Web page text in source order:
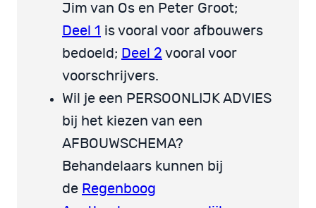
Jim van Os en Peter Groot;
Deel 1 is vooral voor afbouwers
bedoeld; Deel 2 vooral voor
voorschrijvers.
Wil je een PERSOONLIJK ADVIES
bij het kiezen van een
AFBOUWSCHEMA?
Behandelaars kunnen bij
de Regenboog